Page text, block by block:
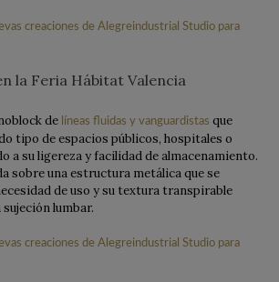
la Feria Hábitat Valencia
de líneas fluidas y vanguardistas que
tipo de espacios públicos, hospitales o
a su ligereza y facilidad de almacenamiento.
sobre una estructura metálica que se
de uso y su textura transpirable
lumbar.